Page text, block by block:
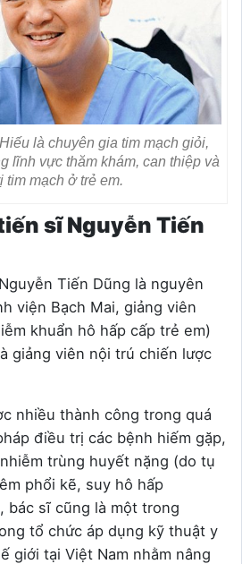
là chuyên gia tim mạch giỏi,
lĩnh vực thăm khám, can thiệp và
tim mạch ở trẻ em.
sĩ Nguyễn Tiến
Tiến Dũng là nguyên
viện Bạch Mai, giảng viên
khuẩn hô hấp cấp trẻ em)
giảng viên nội trú chiến lược
nhiều thành công trong quá
điều trị các bệnh hiếm gặp,
trùng huyết nặng (do tụ
phổi kẽ, suy hô hấp
bác sĩ cũng là một trong
tổ chức áp dụng kỹ thuật y
giới tại Việt Nam nhằm nâng